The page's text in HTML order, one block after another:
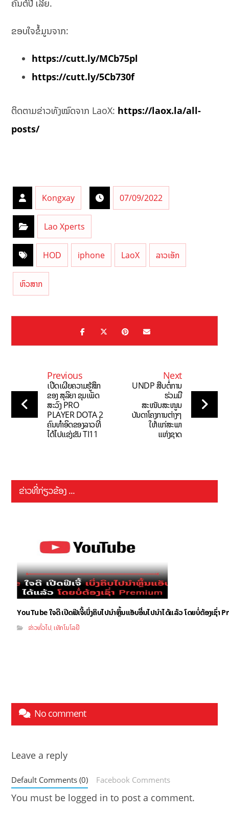
ຄັນຕໍ່ປີ ເລີຍ.
ຂອບໃຈຂໍ້ມູນຈາກ:
https://cutt.ly/MCb75pl
https://cutt.ly/5Cb730f
ຕິດຕາມຂ່າວທັງໝົດຈາກ LaoX: https://laox.la/all-
posts/
Kongxay 07/09/2022
Lao Xperts
HOD iphone LaoX ລາວເອັກ
ຫົວສາກ
Previous
ເປີດເຜີຍຄວາມຮູ້ສຶກ
ຂອງ ສຸລິຍາ ຂຸມເພັດ
ສະວົງ PRO
PLAYER DOTA 2
ຄົນທໍາອິດຂອງລາວທີ່
ໄດ້ໄປແຂ່ງຂັນ TI11
Next
UNDP ສືບຕໍ່ການ
ຮ່ວມມື
ສະໜັບສະໜູນ
ບັນດາໂຄງການຕ່າງໆ
ໃຫ້ແກ່ສະພາ
ແຫ່ງຊາດ
ຂ່າວທີ່ກ່ຽວຂ້ອງ ...
YouTube ໃຈດີ ເປີດຟີເຈີ້ເບິ່ງຄິບໄປນຳຫຼິ້ນແອັບອື່ນໄປນຳໄດ້ແລ້ວ ໂດຍບໍ່ຕ້ອງເຊົ່າ
ຂ່າວທົ່ວໄປ,ເທັກໂນໂລຢີ
No comment
Leave a reply
Default Comments (0) Facebook Comments
You must be logged in to post a comment.